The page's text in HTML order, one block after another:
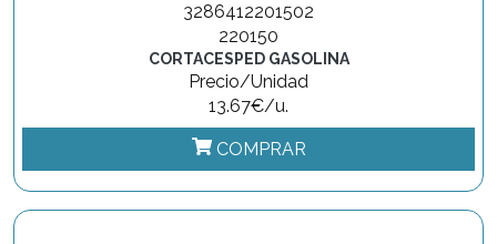
3286412201502
220150
CORTACESPED GASOLINA
Precio/Unidad
13.67€/u.
COMPRAR